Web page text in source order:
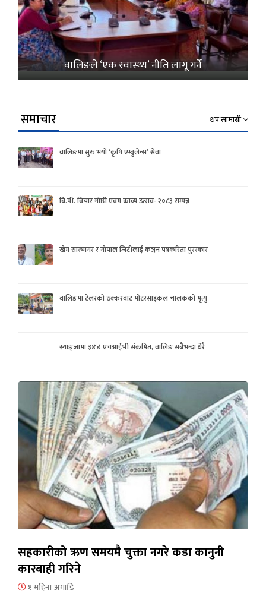
वालिङले ‘एक स्वास्थ्य’ नीति लागू गर्ने
समाचार थप सामाग्री
वालिङमा सुरु भयो ‘कृषि एम्बुलेन्स’ सेवा
बि.पी. विचार गोष्ठी एवम काव्य उत्सव- २०८३ सम्पन्न
खेम सारुमगर र गोपाल जिटीलाई कञ्चन पत्रकरिता पुरस्कार
वालिङमा टेलरको ठक्करबाट मोटरसाइकल चालकको मृत्यु
स्याङ्जामा ३४४ एचआईभी संक्रमित, वालिङ सबैभन्दा धेरै
सहकारीको ऋण समयमै चुक्ता नगरे कडा कानुनी
कारबाही गरिने
१ महिना अगाडि